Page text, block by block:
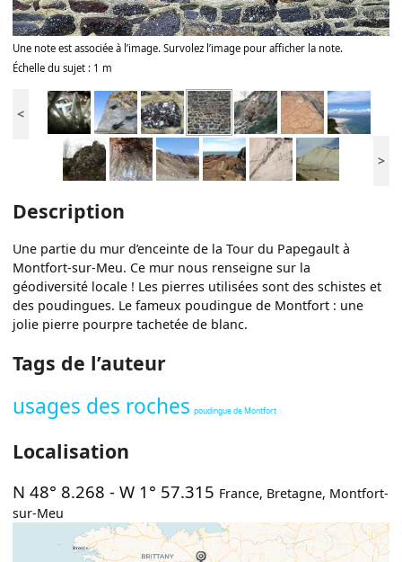
Une note est associée à l’image. Survolez l’image pour afficher la note.
Échelle du sujet : 1 m
<
>
Description
Une partie du mur d’enceinte de la Tour du Papegault à
Montfort-sur-Meu. Ce mur nous renseigne sur la
géodiversité locale ! Les pierres utilisées sont des schistes et
des poudingues. Le fameux poudingue de Montfort : une
jolie pierre pourpre tachetée de blanc.
Tags de l’auteur
usages des roches poudingue de Montfort
Localisation
N 48° 8.268 -W 1° 57.315 France, Bretagne, Montfort-
sur-Meu